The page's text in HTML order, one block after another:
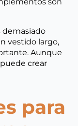
demasiado
vestido largo,
Aunque
crear
para